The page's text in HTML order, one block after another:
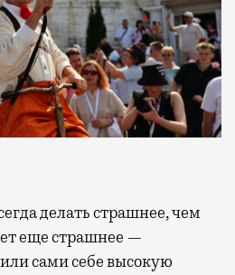
делать страшнее, чем
еще страшнее —
сами себе высокую